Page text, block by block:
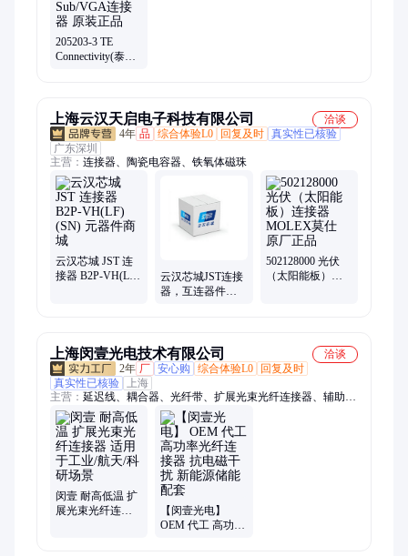
205203-3 TE
Connectivity(泰科
上海云汉天启电子科技有限公司
洽谈
4年 品 综合体验L0 回复及时 真实性已核验
广东深圳
主营： 连接器、陶瓷电容器、铁氧体磁珠
云汉芯城 JST 连
接器 B2P-VH(LF)
云汉芯城JST连接
器，互连器件
502128000 光伏
（太阳能板）连
上海闵壹光电技术有限公司
洽谈
2年 厂 安心购 综合体验L0
回复及时
真实性已核验
上海
主营： 延迟线、耦合器、光纤带、扩展光束光纤连接器、辅助照
明、光纤探头、多芯光纤扇、光纤环形器、信号合束器、可调光
衰减器、单模单芯跳线、在线光隔离器、光纤偏振控制器、光纤
分路器、光纤耦合器、特种光纤跳线、保偏光纤跳线、保偏透镜
光纤、保偏光纤阵列、中红外光纤跳线、特种光纤、透镜光纤、
法拉第旋转镜
闵壹 耐高低温 扩
展光束光纤连接
【闵壹光电】
OEM 代工 高功率